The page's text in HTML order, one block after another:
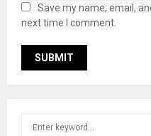
Save my name, email,
next time I comment.